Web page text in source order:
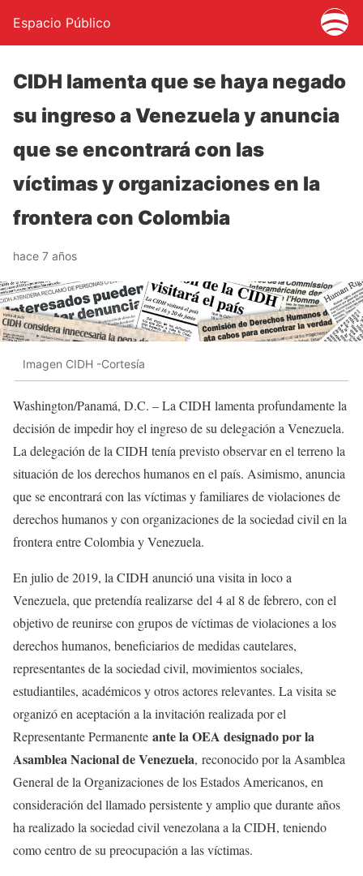
Espacio Público
CIDH lamenta que se haya negado
su ingreso a Venezuela y anuncia
que se encontrará con las
víctimas y organizaciones en la
frontera con Colombia
hace 7 años
Imagen CIDH -Cortesía
Washington/Panamá, D.C. – La CIDH lamenta profundamente la
decisión de impedir hoy el ingreso de su delegación a Venezuela.
La delegación de la CIDH tenía previsto observar en el terreno la
situación de los derechos humanos en el país. Asimismo, anuncia
que se encontrará con las víctimas y familiares de violaciones de
derechos humanos y con organizaciones de la sociedad civil en la
frontera entre Colombia y Venezuela.
En julio de 2019, la CIDH anunció una visita in loco a
Venezuela, que pretendía realizarse del 4 al 8 de febrero, con el
objetivo de reunirse con grupos de víctimas de violaciones a los
derechos humanos, beneficiarios de medidas cautelares,
representantes de la sociedad civil, movimientos sociales,
estudiantiles, académicos y otros actores relevantes. La visita se
organizó en aceptación a la invitación realizada por el
Representante Permanente ante la OEA designado por la
Asamblea Nacional de Venezuela, reconocido por la Asamblea
General de la Organizaciones de los Estados Americanos, en
consideración del llamado persistente y amplio que durante años
ha realizado la sociedad civil venezolana a la CIDH, teniendo
como centro de su preocupación a las víctimas.